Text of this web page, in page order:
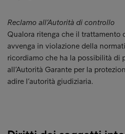
Reclamo all’Autorità di controllo
Qualora ritenga che il trattamento
avvenga in violazione della
ricordiamo che ha la possibilità di
all’Autorità Garante per la
adire l’autorità giudiziaria.